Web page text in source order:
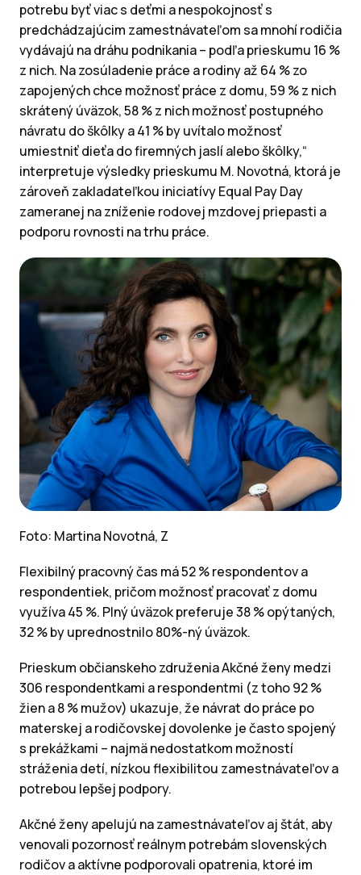
potrebu byť viac s deťmi a nespokojnosť s
predchádzajúcim zamestnávateľom sa mnohí rodičia
vydávajú na dráhu podnikania – podľa prieskumu 16 %
z nich. Na zosúladenie práce a rodiny až 64 % zo
zapojených chce možnosť práce z domu, 59 % z nich
skrátený úväzok, 58 % z nich možnosť postupného
návratu do škôlky a 41 % by uvítalo možnosť
umiestniť dieťa do firemných jaslí alebo škôlky,“
interpretuje výsledky prieskumu M. Novotná, ktorá je
zároveň zakladateľkou iniciatívy Equal Pay Day
zameranej na zníženie rodovej mzdovej priepasti a
podporu rovnosti na trhu práce.
Foto: Martina Novotná, Z
Flexibilný pracovný čas má 52 % respondentov a
respondentiek, pričom možnosť pracovať z domu
využíva 45 %. Plný úväzok preferuje 38 % opýtaných,
32 % by uprednostnilo 80%-ný úväzok.
Prieskum občianskeho združenia Akčné ženy medzi
306 respondentkami a respondentmi (z toho 92 %
žien a 8 % mužov) ukazuje, že návrat do práce po
materskej a rodičovskej dovolenke je často spojený
s prekážkami – najmä nedostatkom možností
stráženia detí, nízkou flexibilitou zamestnávateľov a
potrebou lepšej podpory.
Akčné ženy apelujú na zamestnávateľov aj štát, aby
venovali pozornosť reálnym potrebám slovenských
rodičov a aktívne podporovali opatrenia, ktoré im